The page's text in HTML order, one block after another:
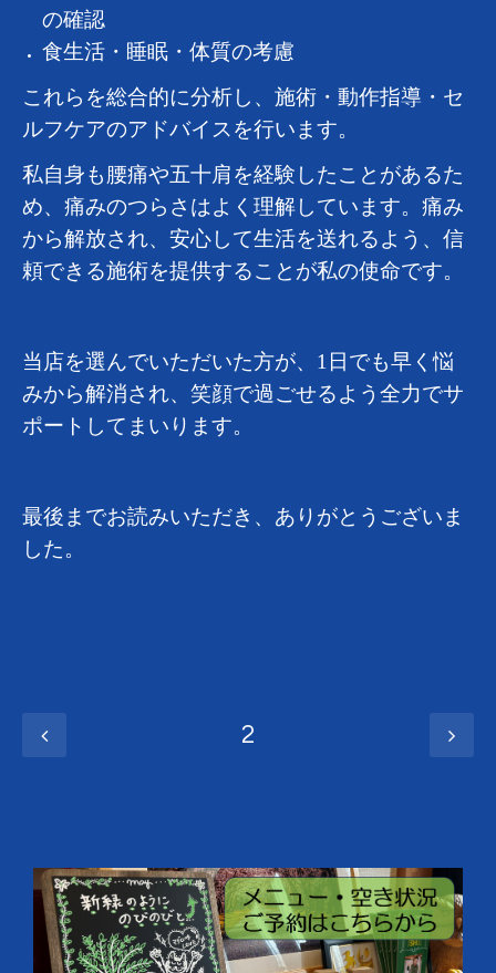
の確認
食生活・睡眠・体質の考慮
これらを総合的に分析し、施術・動作指導・セ
ルフケアのアドバイスを行います。
私自身も腰痛や五十肩を経験したことがあるた
め、痛みのつらさはよく理解しています。痛み
から解放され、安心して生活を送れるよう、信
頼できる施術を提供することが私の使命です。
当店を選んでいただいた方が、 1 日でも早く悩
みから解消され、笑顔で過ごせるよう全力でサ
ポートしてまいります。
最後までお読みいただき、ありがとうございま
した。
2